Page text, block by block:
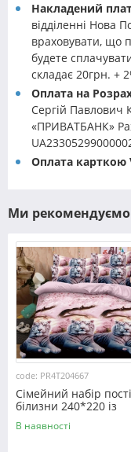
Накладений
відділенні Нова
враховувати, що
будете
складає 20грн. +
Оплата на
Сергій
«ПРИВАТБАНК»
Оплата карткою
Ми рекомендуємо
code: PR4T204667
Сімейний набір
білизни 240*220 із
полікотону №204667
Черешенька™
В наявності